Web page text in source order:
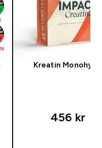
Kreatin
456 kr‎